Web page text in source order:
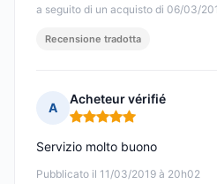
a seguito di un acquisto di 06/03/
Recensione tradotta
A
Acheteur vérifié
Nota: 5 su 5
Pubblicato il 11/03/2019 à 20h02
Servizio molto buono